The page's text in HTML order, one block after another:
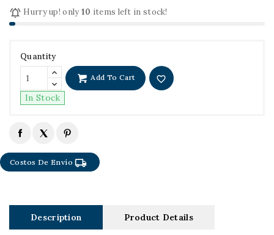
 Hurry up! only 10 items left in stock!
Quantity
Add To Cart favorite_border
In Stock
Costos De Envíolocal_shipping
Description Product Details